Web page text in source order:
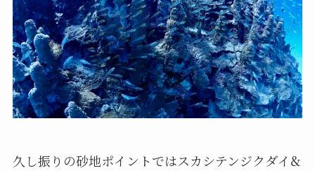
久し振りの砂地ポイントではスカシテンジクダイ&